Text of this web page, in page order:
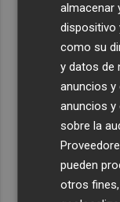
almacenar
dispositivo
como su
y datos de
anuncios y
anuncios
sobre la
pueden
otros